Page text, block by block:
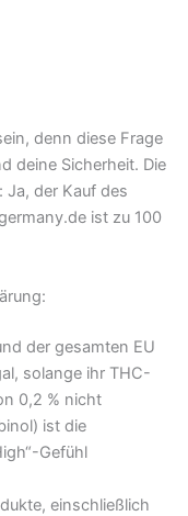
denn diese Frage
deine Sicherheit. Die
der Kauf des
ist zu 100
der gesamten EU
solange ihr THC-
0,2 % nicht
ist die
Gefühl
einschließlich